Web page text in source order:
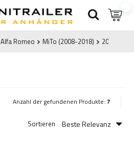
Alfa Romeo MiTo (2008-2018) 2018
Anzahl der gefundenen Produkte: 7
Sortieren Beste Relevanz